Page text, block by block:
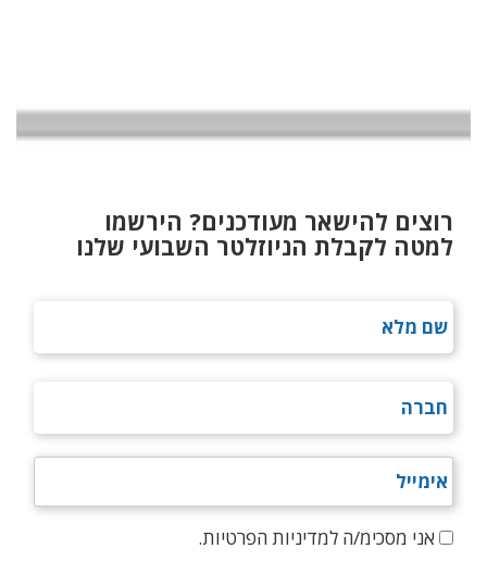
רוצים להישאר מעודכנים? הירשמו
למטה לקבלת הניוזלטר השבועי שלנו
אני מסכימ/ה למדיניות הפרטיות.